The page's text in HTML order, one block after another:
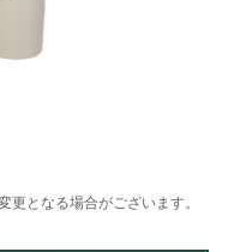
となる場合がございます。